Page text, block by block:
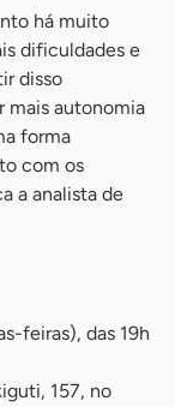
há muito
dificuldades e
disso
mais autonomia
forma
com os
a analista de
feiras), das 19h
157, no